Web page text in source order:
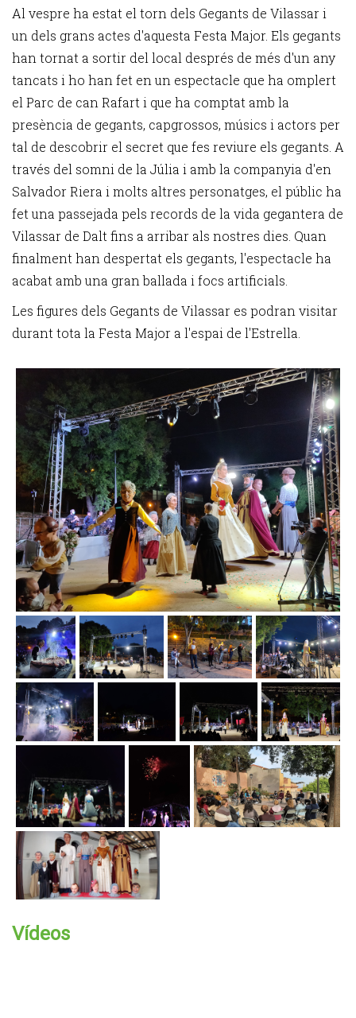
Al vespre ha estat el torn dels Gegants de Vilassar i
un dels grans actes d'aquesta Festa Major. Els gegants
han tornat a sortir del local després de més d'un any
tancats i ho han fet en un espectacle que ha omplert
el Parc de can Rafart i que ha comptat amb la
presència de gegants, capgrossos, músics i actors per
tal de descobrir el secret que fes reviure els gegants. A
través del somni de la Júlia i amb la companyia d'en
Salvador Riera i molts altres personatges, el públic ha
fet una passejada pels records de la vida gegantera de
Vilassar de Dalt fins a arribar als nostres dies. Quan
finalment han despertat els gegants, l'espectacle ha
acabat amb una gran ballada i focs artificials.
Les figures dels Gegants de Vilassar es podran visitar
durant tota la Festa Major a l'espai de l'Estrella.
Vídeos